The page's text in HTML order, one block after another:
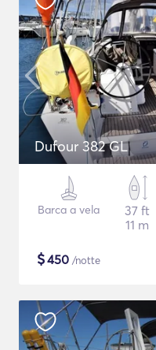
Dufour 382 GL
Barca a vela
37 ft
11 m
$450 /notte